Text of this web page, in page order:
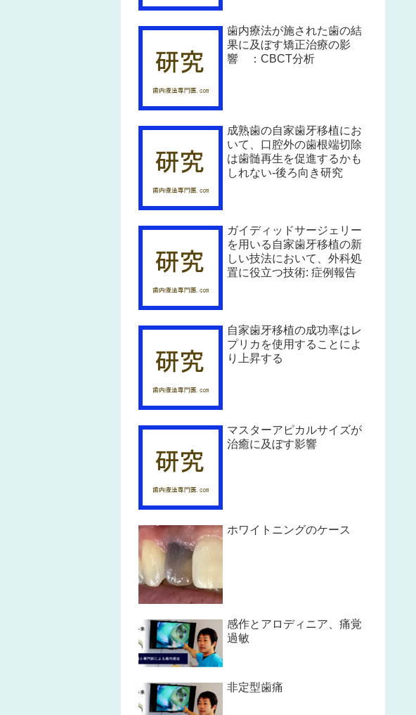
歯内療法が施された歯の結
果に及ぼす矯正治療の影
響 ：CBCT分析
成熟歯の自家歯牙移植にお
いて、口腔外の歯根端切除
は歯髄再生を促進するかも
しれない-後ろ向き研究
ガイディッドサージェリー
を用いる自家歯牙移植の新
しい技法において、外科処
置に役立つ技術: 症例報告
自家歯牙移植の成功率はレ
プリカを使用することによ
り上昇する
マスターアピカルサイズが
治癒に及ぼす影響
ホワイトニングのケース
感作とアロディニア、痛覚
過敏
非定型歯痛